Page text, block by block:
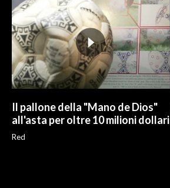
Il pallone della "Mano de Dios"
all'asta per oltre 10 milioni dollari
Red